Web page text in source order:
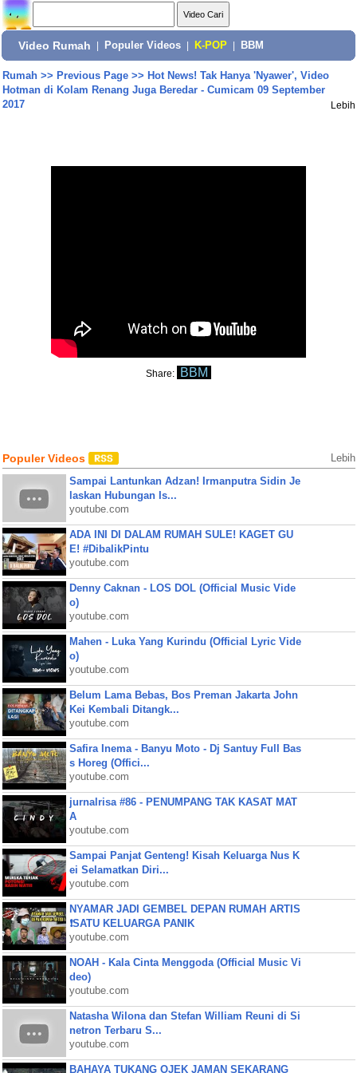
Video Rumah Populer Videos K-POP BBM
Rumah>> Previous Page>> Hot News! Tak Hanya 'Nyawer', Video
Hotman di Kolam Renang Juga Beredar - Cumicam 09 September
2017
Lebih
Share: BBM
Populer Videos Lebih
Sampai Lantunkan Adzan! Irmanputra Sidin Je
laskan Hubungan Is...
youtube.com
ADA INI DI DALAM RUMAH SULE! KAGET GU
E! #DibalikPintu
youtube.com
Denny Caknan - LOS DOL (Official Music Vide
o)
youtube.com
Mahen - Luka Yang Kurindu (Official Lyric Vide
o)
youtube.com
Belum Lama Bebas, Bos Preman Jakarta John
Kei Kembali Ditangk...
youtube.com
Safira Inema - Banyu Moto - Dj Santuy Full Bas
s Horeg (Offici...
youtube.com
jurnalrisa #86 - PENUMPANG TAK KASAT MAT
A
youtube.com
Sampai Panjat Genteng! Kisah Keluarga Nus K
ei Selamatkan Diri...
youtube.com
NYAMAR JADI GEMBEL DEPAN RUMAH ARTIS
❗SATU KELUARGA PANIK
youtube.com
NOAH - Kala Cinta Menggoda (Official Music Vi
deo)
youtube.com
Natasha Wilona dan Stefan William Reuni di Si
netron Terbaru S...
youtube.com
BAHAYA TUKANG OJEK JAMAN SEKARANG